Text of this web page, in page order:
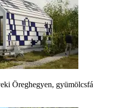
Öreghegyen, gyümölcsfá